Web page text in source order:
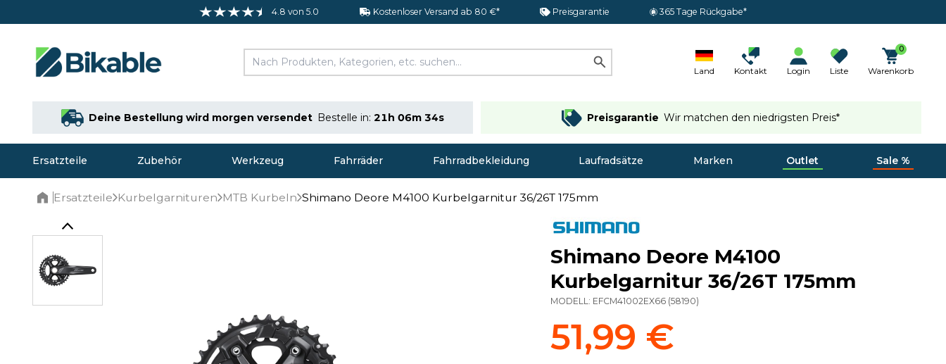
4.8 von 5.0 Kostenloser Versand ab 80 €* Preisgarantie 365 Tage Rückgabe*
Land Kontakt Login Liste
0
Warenkorb
Deine Bestellung wird morgen versendet Bestelle in:21h 06m 34s Preisgarantie Wir matchen den niedrigsten Preis*
Ersatzteile Zubehör Werkzeug Fahrräder Fahrradbekleidung Laufradsätze Marken Outlet Sale %
Ersatzteile Kurbelgarnituren MTB Kurbeln Shimano Deore M4100 Kurbelgarnitur 36/26T 175mm
Shimano Deore M4100
Kurbelgarnitur 36/26T 175mm
MODELL: EFCM41002EX66 (58190)
51,99 €